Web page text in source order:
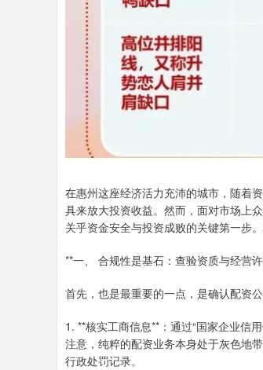
在惠州这座经济活力充沛的城市，随着
具来放大投资收益。然而，面对市场上
关乎资金安全与投资成败的关键第一步
**一、 合规性是基石：查验资质与经营
首先，也是最重要的一点，是确认配资
1. **核实工商信息**：通过“国家企业信
注意，纯粹的配资业务本身处于灰色地
行政处罚记录。